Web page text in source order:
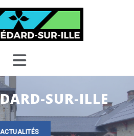
SUR-ILLE
ACTUALITÉS